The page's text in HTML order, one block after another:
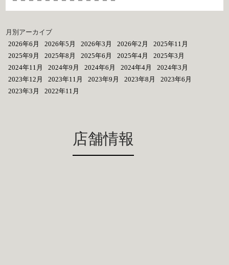
月別アーカイブ
2026年6月
2026年5月 2026年3月 2026年2月
2025年11月
2025年9月
2025年8月 2025年6月 2025年4月
2025年3月
2024年11月
2024年9月 2024年6月 2024年4月
2024年3月
2023年12月
2023年11月 2023年9月 2023年8月
2023年6月
2023年3月
2022年11月
店舗情報